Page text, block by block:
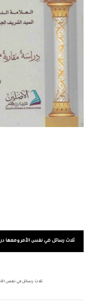
ثلاث رسائل في نفس الأمر ومعها
ثلاث رسائل في نفس